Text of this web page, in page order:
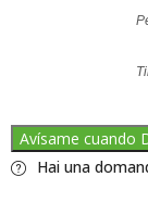
Avísame cuando
Hai una